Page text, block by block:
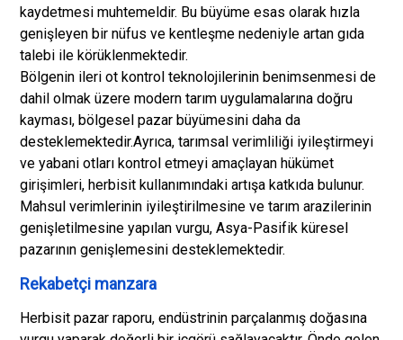
kaydetmesi muhtemeldir. Bu büyüme esas olarak hızla
genişleyen bir nüfus ve kentleşme nedeniyle artan gıda
talebi ile körüklenmektedir.
Bölgenin ileri ot kontrol teknolojilerinin benimsenmesi de
dahil olmak üzere modern tarım uygulamalarına doğru
kayması, bölgesel pazar büyümesini daha da
desteklemektedir.Ayrıca, tarımsal verimliliği iyileştirmeyi
ve yabani otları kontrol etmeyi amaçlayan hükümet
girişimleri, herbisit kullanımındaki artışa katkıda bulunur.
Mahsul verimlerinin iyileştirilmesine ve tarım arazilerinin
genişletilmesine yapılan vurgu, Asya-Pasifik küresel
pazarının genişlemesini desteklemektedir.
Rekabetçi manzara
Herbisit pazar raporu, endüstrinin parçalanmış doğasına